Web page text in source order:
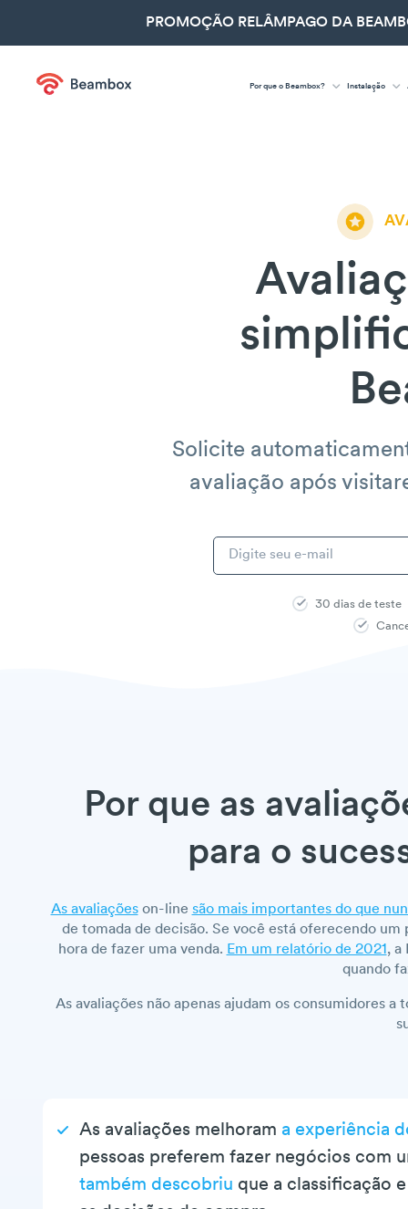
PROMOÇÃO RELÂMPAGO DA
Por que o Beambox? Instalação
Solicite
avaliação após
30 dias de teste
Por que as
para o
As avaliaçõeson-line são mais importantes do que
de tomada de decisão. Se você está oferecendo
hora de fazer uma venda. Em um relatório de 2021 , a
quando
As avaliações não apenas ajudam os consumidores
As avaliações melhoram a experiência
pessoas preferem fazer negócios com
também descobriu que a classificação